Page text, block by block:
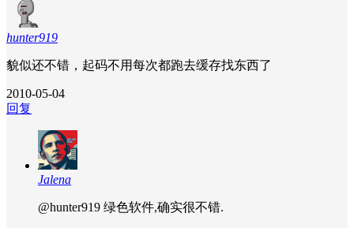
hunter919
貌似还不错，起码不用每次都跑去缓存找东西了
2010-05-04
回复
Jalena
@hunter919 绿色软件,确实很不错.